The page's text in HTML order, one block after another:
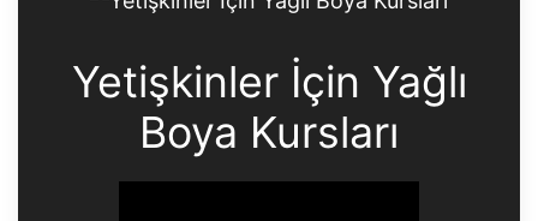
Yetişkinler İçin Yağlı
Boya Kursları